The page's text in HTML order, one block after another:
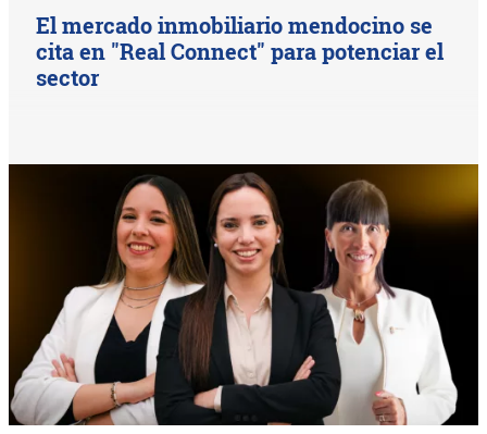
El mercado inmobiliario mendocino se
cita en "Real Connect" para potenciar el
sector